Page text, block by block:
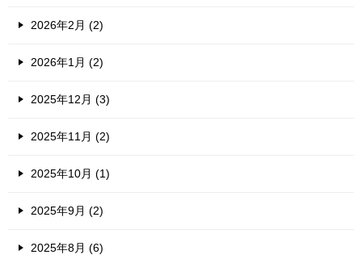
2026年2月 (2)
2026年1月 (2)
2025年12月 (3)
2025年11月 (2)
2025年10月 (1)
2025年9月 (2)
2025年8月 (6)